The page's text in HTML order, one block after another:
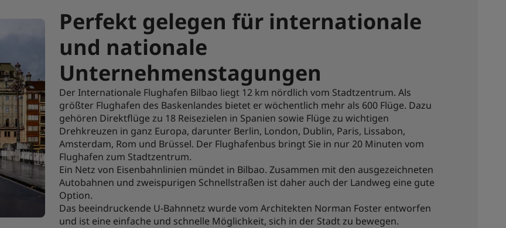
Perfekt gelegen für internationale
und nationale
Unternehmenstagungen
Der Internationale Flughafen Bilbao liegt 12 km nördlich vom Stadtzentrum. Als
größter Flughafen des Baskenlandes bietet er wöchentlich mehr als 600 Flüge. Dazu
gehören Direktflüge zu 18 Reisezielen in Spanien sowie Flüge zu wichtigen
Drehkreuzen in ganz Europa, darunter Berlin, London, Dublin, Paris, Lissabon,
Amsterdam, Rom und Brüssel. Der Flughafenbus bringt Sie in nur 20 Minuten vom
Flughafen zum Stadtzentrum.
Ein Netz von Eisenbahnlinien mündet in Bilbao. Zusammen mit den ausgezeichneten
Autobahnen und zweispurigen Schnellstraßen ist daher auch der Landweg eine gute
Option.
Das beeindruckende U-Bahnnetz wurde vom Architekten Norman Foster entworfen
und ist eine einfache und schnelle Möglichkeit, sich in der Stadt zu bewegen.